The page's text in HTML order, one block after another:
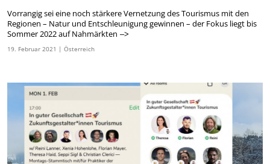
Vorrangig sei eine noch stärkere Vernetzung des Tourismus mit den
Regionen – Natur und Entschleunigung gewinnen – der Fokus liegt bis
Sommer 2022 auf Nahmärkten –>
19. Februar2021 | Österreich